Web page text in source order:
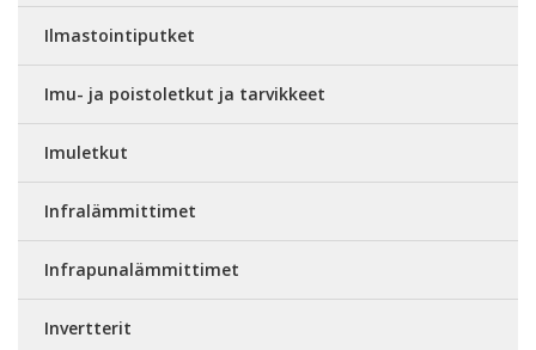
Ilmastointiputket
Imu- ja poistoletkut ja tarvikkeet
Imuletkut
Infralämmittimet
Infrapunalämmittimet
Invertterit